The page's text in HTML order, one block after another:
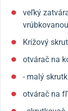
veľký
Krížový
otvárač na
- malý
otvárač na